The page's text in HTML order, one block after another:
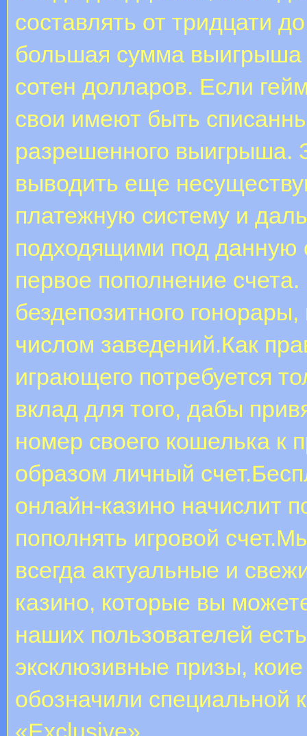
составлять от тридцати
большая сумма выигрыша
сотен долларов. Если
свои имеют быть
разрешенного выигрыша.
выводить еще
платежную систему и
подходящими под данную
первое пополнение
бездепозитного
числом заведений.Как
играющего потребуется
вклад для того, дабы
номер своего кошелька
образом личный
онлайн-казино начислит
пополнять игровой
всегда актуальные и
казино, которые вы
наших пользователей
эксклюзивные призы,
обозначили специальной